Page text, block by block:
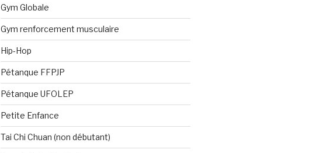
Gym Globale
Gym renforcement musculaire
Hip-Hop
Pétanque FFPJP
Pétanque UFOLEP
Petite Enfance
Tai Chi Chuan (non débutant)